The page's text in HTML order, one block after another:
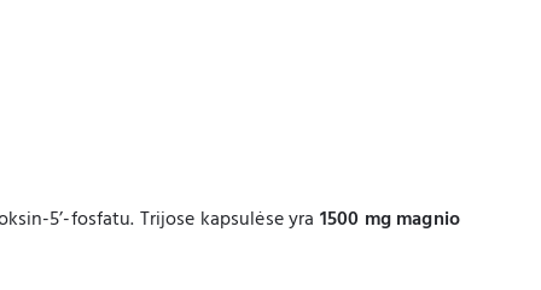
5’-fosfatu. Trijose kapsulėse yra 1500 mg magnio